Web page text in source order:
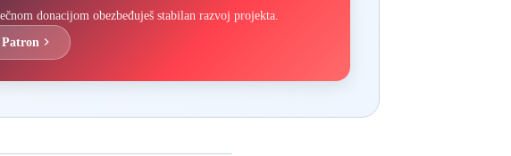
donacijom obezbeđuješ stabilan razvoj projekta.